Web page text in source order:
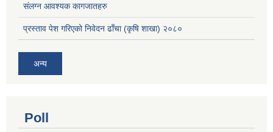
संलग्न आवश्यक कागजातहरु
प्रस्ताव पेश गरिएको निवेदन ढाँचा (कृषि शाखा) २०८०
अन्य
Poll